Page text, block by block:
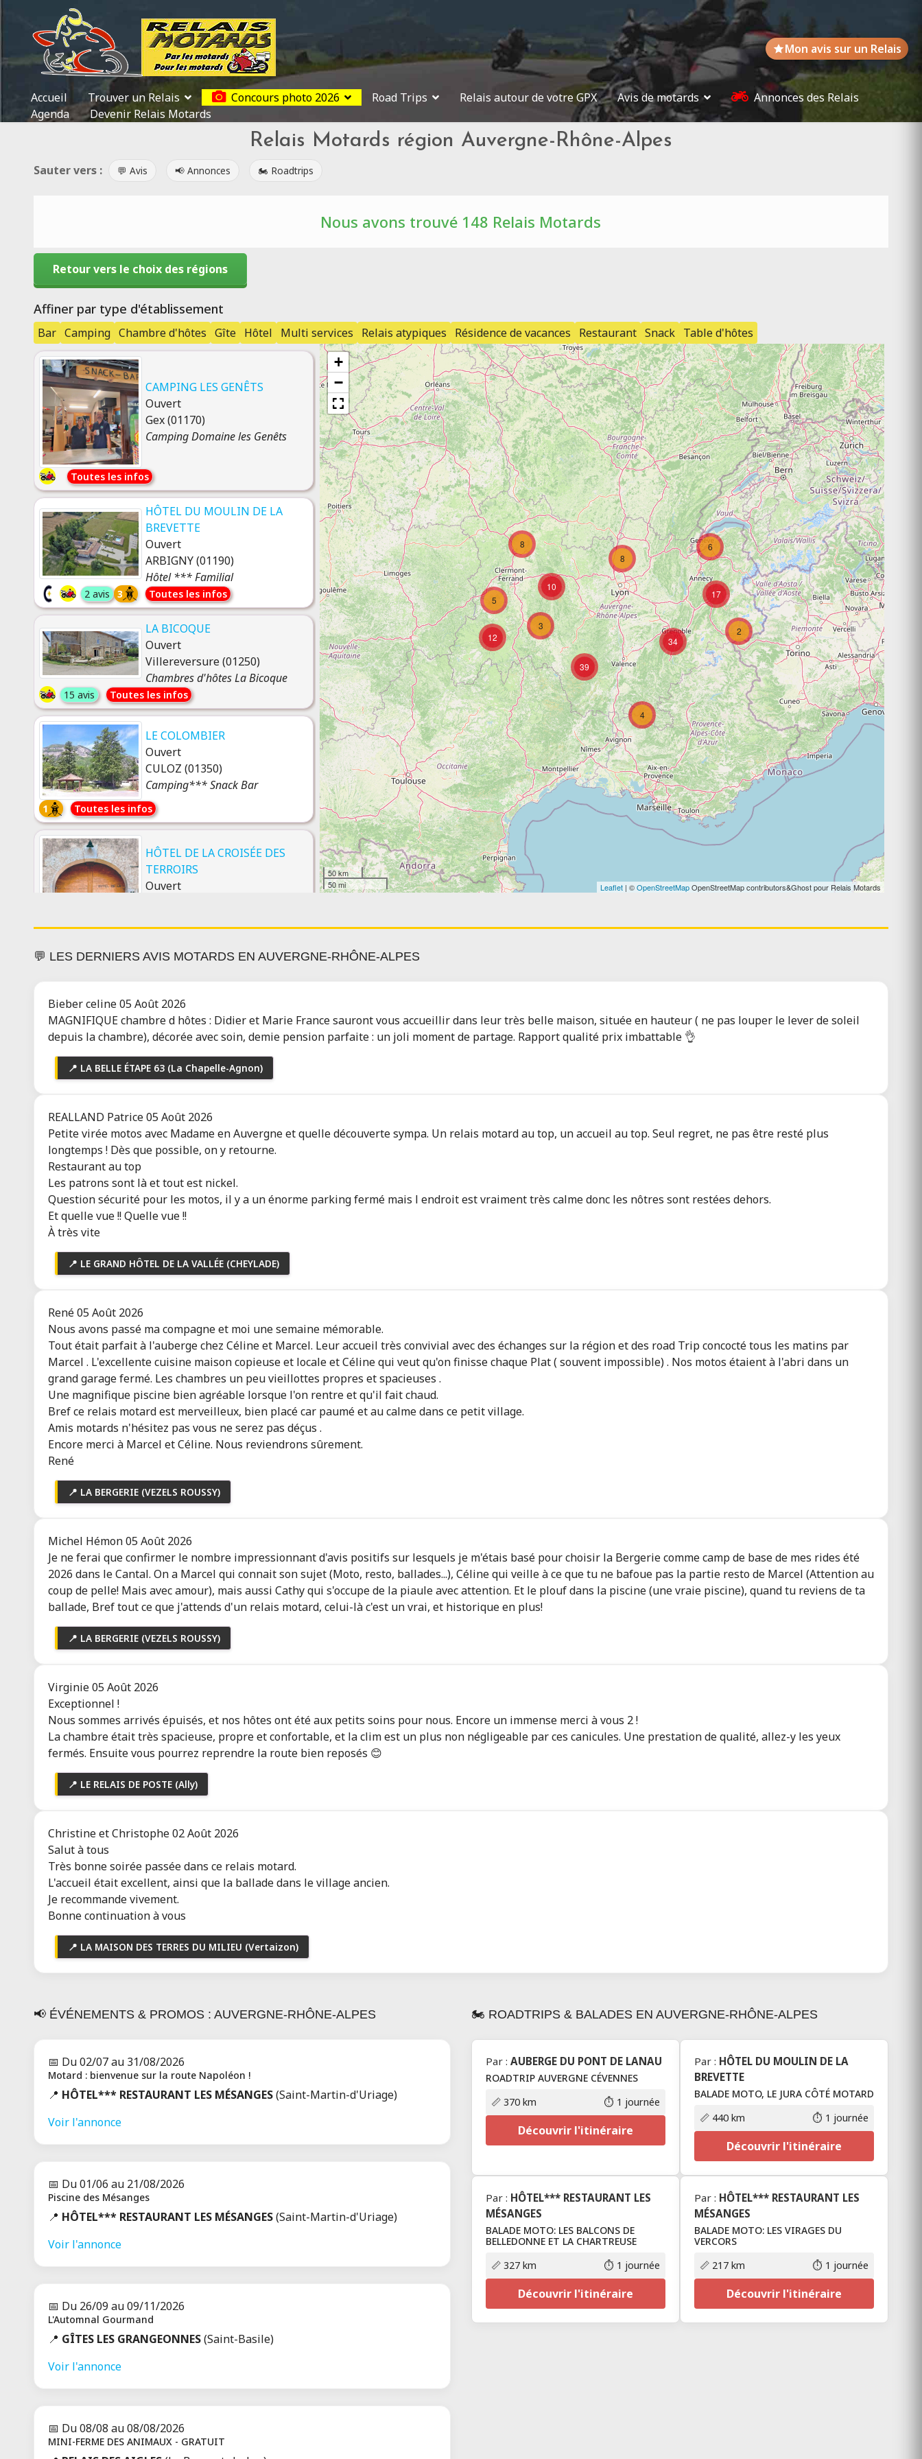
Mon avis sur un Relais
Accueil Trouver un Relais Concours photo 2026 Road Trips Relais autour de votre GPX Avis de motards
Annonces des Relais
Agenda
Devenir Relais Motards
Relais Motards région Auvergne-Rhône-Alpes
Sauter vers : 💬 Avis 📢 Annonces 🏍️ Roadtrips
Nous avons trouvé 148 Relais Motards
Retour vers le choix des régions
Affiner par type d'établissement
Bar Camping Chambre d'hôtes Gîte Hôtel Multi services Relais atypiques Résidence de vacances Restaurant Snack Table d'hôtes
CAMPING LES GENÊTS
Ouvert
Gex (01170)
Camping Domaine les Genêts
Toutes les infos
HÔTEL DU MOULIN DE LA
BREVETTE
Ouvert
ARBIGNY (01190)
Hôtel *** Familial
2 avis 3 Toutes les infos
LA BICOQUE
Ouvert
Villereversure (01250)
Chambres d'hôtes La Bicoque
15 avis Toutes les infos
LE COLOMBIER
Ouvert
CULOZ (01350)
Camping*** Snack Bar
1 Toutes les infos
HÔTEL DE LA CROISÉE DES
TERROIRS
Ouvert
5 avis Toutes les infos
RESTAURANT LE CHAUDRON
TRÉVOUX
Ouvert
Trévoux (01600)
Bienvenue au Chaudron
2 avis Toutes les infos
LE MOULIN DE GARANJOU
Ouvert
Souvigny (03210)
1 avis Toutes les infos
Ouvert
Saint-Léon (03220)
1 avis Toutes les infos
Ô REPOS DE NANOU
Ouvert
Châtel-Montagne (03250)
Votre escale ressourçante en
Bourbonnais
Toutes les infos
Ouvert
Saint-Yorre (03270)
3 avis Toutes les infos
CENTROTEL ET SPA BULLES
D'ALLIER
Ouvert
MONTMARAULT (03390)
Hôtel*** - Restaurant - Spa
GÎTE MINIMALIST
Ouvert
Commentry (03600)
Gîte Minimalist
Toutes les infos
GÎTE LA POURETTE
Ouvert
Valgorge (07110)
Gîte entre Tanargue et Gorges de
l’Ardèche
Toutes les infos
LES VANS (07140)
L'O À LA BOUCHE
Ouvert
LA DAME BLANCHE
Ouvert
table d'hôtes
DOMAINE DE SALOMONY
Ouvert
SLM SAINT SERNIN
Ouvert
3
34
4
12
39
5
10
8
2
17
6
8
+
−
50 km
50 mi
Leaflet | ©OpenStreetMapOpenStreetMap contributors&Ghost pour Relais Motards
💬 LES DERNIERS AVIS MOTARDS EN AUVERGNE-RHÔNE-ALPES
Bieber celine 05 Août 2026
MAGNIFIQUE chambre d hôtes : Didier et Marie France sauront vous accueillir dans leur très belle maison, située en hauteur ( ne pas louper le lever de soleil
depuis la chambre), décorée avec soin, demie pension parfaite : un joli moment de partage. Rapport qualité prix imbattable 👌
📍 LA BELLE ÉTAPE 63 (La Chapelle-Agnon)
REALLAND Patrice 05 Août 2026
Petite virée motos avec Madame en Auvergne et quelle découverte sympa. Un relais motard au top, un accueil au top. Seul regret, ne pas être resté plus
longtemps ! Dès que possible, on y retourne.
Restaurant au top
Les patrons sont là et tout est nickel.
Question sécurité pour les motos, il y a un énorme parking fermé mais l endroit est vraiment très calme donc les nôtres sont restées dehors.
Et quelle vue !! Quelle vue !!
À très vite
📍 LE GRAND HÔTEL DE LA VALLÉE (CHEYLADE)
René 05 Août 2026
Nous avons passé ma compagne et moi une semaine mémorable.
Tout était parfait à l'auberge chez Céline et Marcel. Leur accueil très convivial avec des échanges sur la région et des road Trip concocté tous les matins par
Marcel . L'excellente cuisine maison copieuse et locale et Céline qui veut qu'on finisse chaque Plat ( souvent impossible) . Nos motos étaient à l'abri dans un
grand garage fermé. Les chambres un peu vieillottes propres et spacieuses .
Une magnifique piscine bien agréable lorsque l'on rentre et qu'il fait chaud.
Bref ce relais motard est merveilleux, bien placé car paumé et au calme dans ce petit village.
Amis motards n'hésitez pas vous ne serez pas déçus .
Encore merci à Marcel et Céline. Nous reviendrons sûrement.
René
📍 LA BERGERIE (VEZELS ROUSSY)
Michel Hémon 05 Août 2026
Je ne ferai que confirmer le nombre impressionnant d'avis positifs sur lesquels je m'étais basé pour choisir la Bergerie comme camp de base de mes rides été
2026 dans le Cantal. On a Marcel qui connait son sujet (Moto, resto, ballades...), Céline qui veille à ce que tu ne bafoue pas la partie resto de Marcel (Attention au
coup de pelle! Mais avec amour), mais aussi Cathy qui s'occupe de la piaule avec attention. Et le plouf dans la piscine (une vraie piscine), quand tu reviens de ta
ballade, Bref tout ce que j'attends d'un relais motard, celui-là c'est un vrai, et historique en plus!
📍 LA BERGERIE (VEZELS ROUSSY)
Virginie 05 Août 2026
Exceptionnel !
Nous sommes arrivés épuisés, et nos hôtes ont été aux petits soins pour nous. Encore un immense merci à vous 2 !
La chambre était très spacieuse, propre et confortable, et la clim est un plus non négligeable par ces canicules. Une prestation de qualité, allez-y les yeux
fermés. Ensuite vous pourrez reprendre la route bien reposés 😊
📍 LE RELAIS DE POSTE (Ally)
Christine et Christophe 02 Août 2026
Salut à tous
Très bonne soirée passée dans ce relais motard.
L'accueil était excellent, ainsi que la ballade dans le village ancien.
Je recommande vivement.
Bonne continuation à vous
📍 LA MAISON DES TERRES DU MILIEU (Vertaizon)
📢 ÉVÉNEMENTS & PROMOS : AUVERGNE-RHÔNE-ALPES
📅 Du 02/07 au 31/08/2026
Motard : bienvenue sur la route Napoléon !
📍 HÔTEL*** RESTAURANT LES MÉSANGES(Saint-Martin-d'Uriage)
Voir l'annonce
📅 Du 01/06 au 21/08/2026
Piscine des Mésanges
📍 HÔTEL*** RESTAURANT LES MÉSANGES(Saint-Martin-d'Uriage)
Voir l'annonce
📅 Du 26/09 au 09/11/2026
L'Automnal Gourmand
📍 GÎTES LES GRANGEONNES(Saint-Basile)
Voir l'annonce
📅 Du 08/08 au 08/08/2026
MINI-FERME DES ANIMAUX - GRATUIT
🏍️ ROADTRIPS & BALADES EN AUVERGNE-RHÔNE-ALPES
Par : AUBERGE DU PONT DE LANAU
ROADTRIP AUVERGNE CÉVENNES
📏 370 km
⏱️ 1 journée
Découvrir l'itinéraire
Par : HÔTEL DU MOULIN DE LA
BREVETTE
BALADE MOTO, LE JURA CÔTÉ MOTARD
📏 440 km
⏱️ 1 journée
Découvrir l'itinéraire
Par : HÔTEL*** RESTAURANT LES
MÉSANGES
BALADE MOTO: LES BALCONS DE
BELLEDONNE ET LA CHARTREUSE
📏 327 km
⏱️ 1 journée
Découvrir l'itinéraire
Par : HÔTEL*** RESTAURANT LES
MÉSANGES
BALADE MOTO: LES VIRAGES DU
VERCORS
📏 217 km
⏱️ 1 journée
Découvrir l'itinéraire